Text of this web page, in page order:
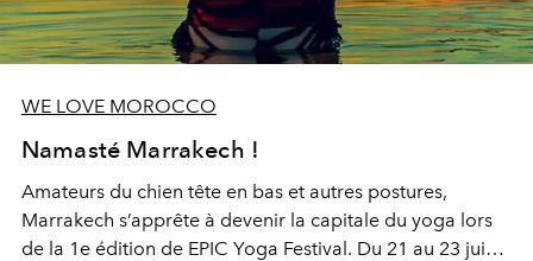
WE LOVE MOROCCO
Namasté Marrakech !
Amateurs du chien tête en bas et autres postures,
Marrakech s’apprête à devenir la capitale du yoga lors
de la 1e édition de EPIC Yoga Festival. Du 21 au 23 juin